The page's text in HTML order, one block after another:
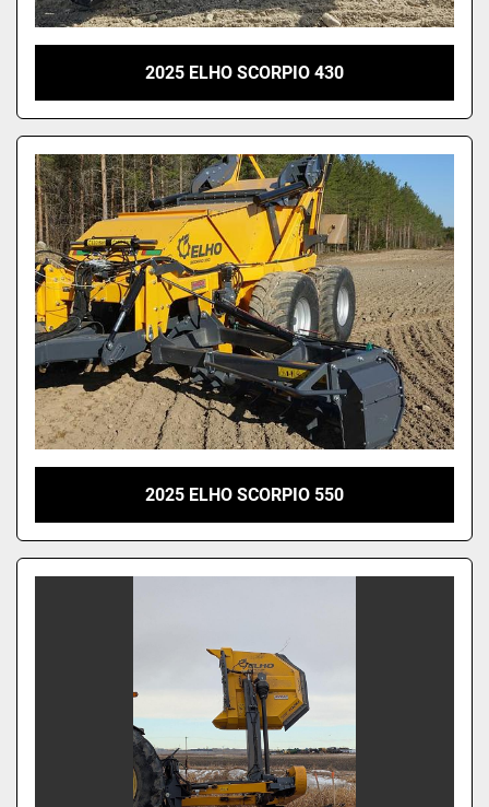
2025 ELHO SCORPIO 430
2025 ELHO SCORPIO 550